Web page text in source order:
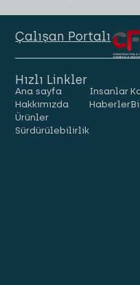
Çalışan Portalı
Hızlı Linkler
Ana sayfa
Hakkımızda
Ürünler
Sürdürülebilirlik
İnsanlar
Haberler